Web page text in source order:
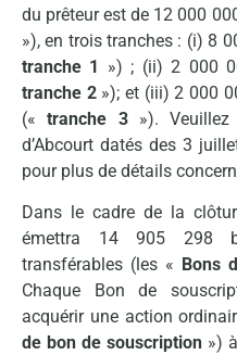
du prêteur est de 12 000
»), en trois tranches : (i) 8
tranche 1 ») ; (ii) 2 000
tranche 2»); et (iii) 2 000
(«tranche 3»). Veuillez
d’Abcourt datés des 3
pour plus de détails
Dans le cadre de la
émettra 14 905 298
transférables (les « Bons
Chaque Bon de
acquérir une action
de bon de souscription »)